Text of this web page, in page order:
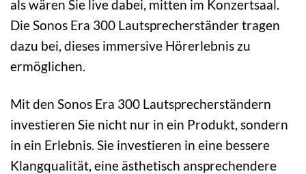
als wären Sie live dabei, mitten im Konzertsaal.
Die Sonos Era 300 Lautsprecherständer tragen
dazu bei, dieses immersive Hörerlebnis zu
ermöglichen.
Mit den Sonos Era 300 Lautsprecherständern
investieren Sie nicht nur in ein Produkt, sondern
in ein Erlebnis. Sie investieren in eine bessere
Klangqualität, eine ästhetisch ansprechendere